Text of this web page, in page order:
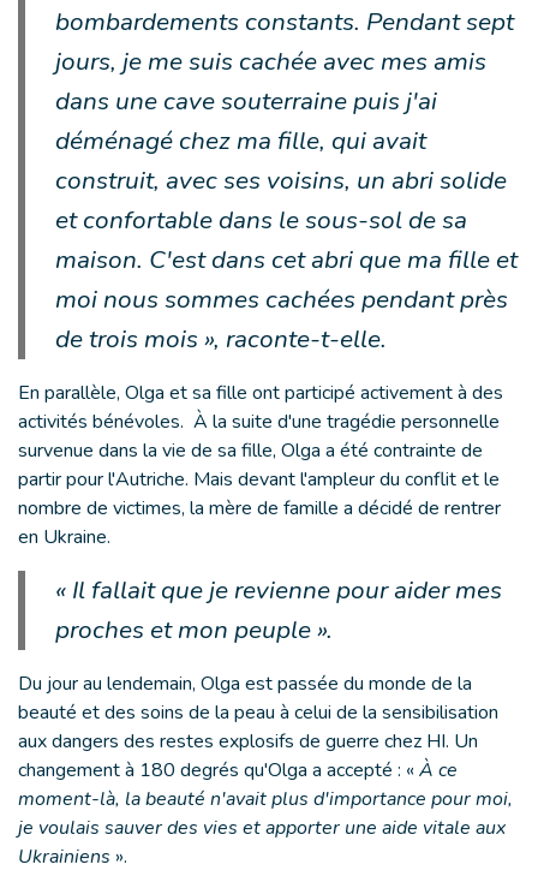
bombardements constants. Pendant sept
jours, je me suis cachée avec mes amis
dans une cave souterraine puis j'ai
déménagé chez ma fille, qui avait
construit, avec ses voisins, un abri solide
et confortable dans le sous-sol de sa
maison. C'est dans cet abri que ma fille et
moi nous sommes cachées pendant près
de trois mois », raconte-t-elle.
En parallèle, Olga et sa fille ont participé activement à des
activités bénévoles. À la suite d'une tragédie personnelle
survenue dans la vie de sa fille, Olga a été contrainte de
partir pour l'Autriche. Mais devant l'ampleur du conflit et le
nombre de victimes, la mère de famille a décidé de rentrer
en Ukraine.
« Il fallait que je revienne pour aider mes
proches et mon peuple ».
Du jour au lendemain, Olga est passée du monde de la
beauté et des soins de la peau à celui de la sensibilisation
aux dangers des restes explosifs de guerre chez HI. Un
changement à 180 degrés qu'Olga a accepté : « À ce
moment-là, la beauté n'avait plus d'importance pour moi,
je voulais sauver des vies et apporter une aide vitale aux
Ukrainiens ».